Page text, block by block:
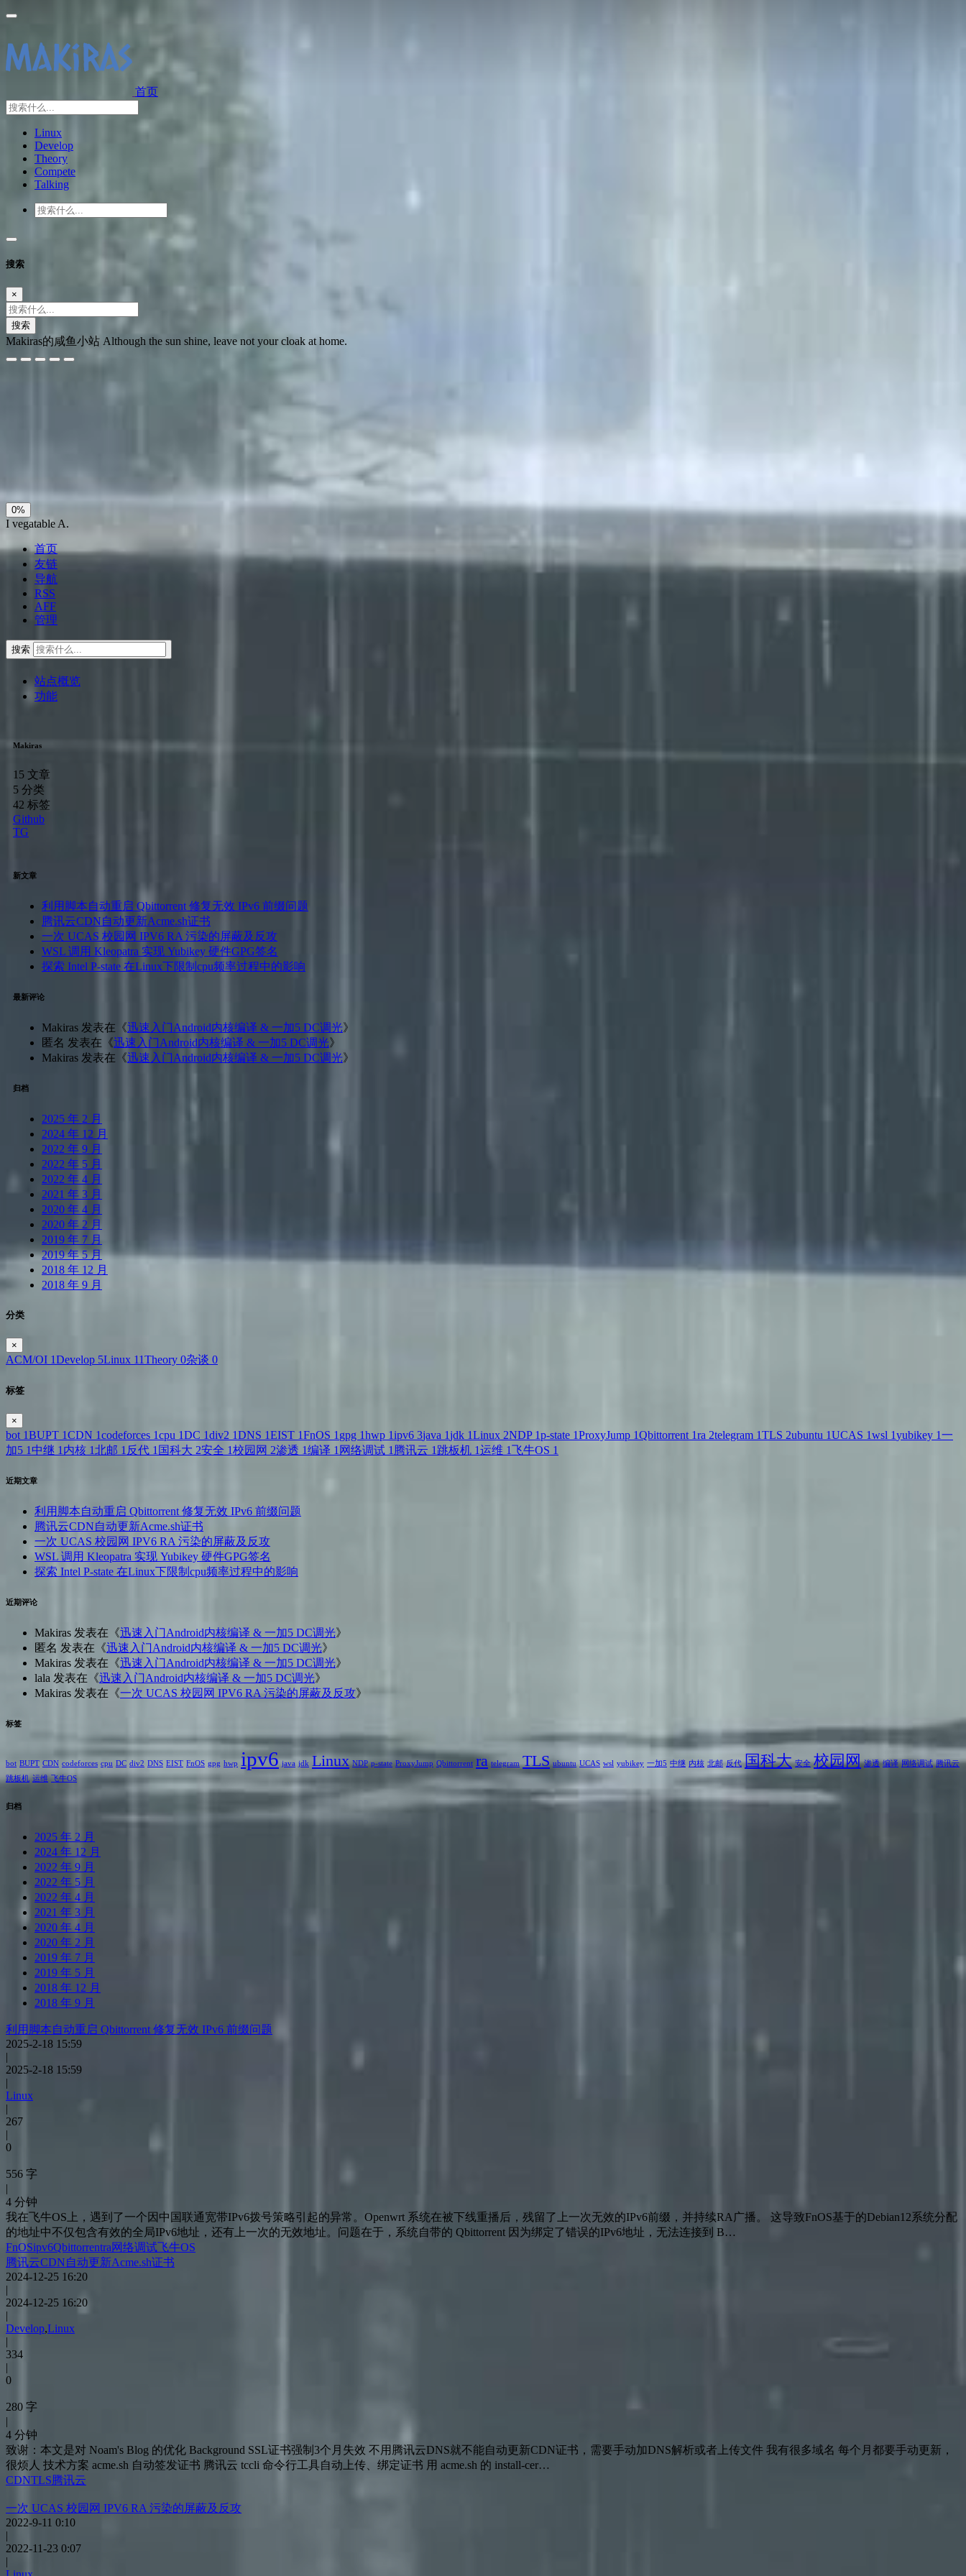
首页
Linux
Develop
Theory
Compete
Talking
搜索
×
搜索
Makiras的咸鱼小站 Although the sun shine, leave not your cloak at home.
0%
I vegatable A.
首页
友链
导航
RSS
AFF
管理
搜索
站点概览
功能
Makiras
15 文章
5 分类
42 标签
Github
TG
新文章
利用脚本自动重启 Qbittorrent 修复无效 IPv6 前缀问题
腾讯云CDN自动更新Acme.sh证书
一次 UCAS 校园网 IPV6 RA 污染的屏蔽及反攻
WSL 调用 Kleopatra 实现 Yubikey 硬件GPG签名
探索 Intel P-state 在Linux下限制cpu频率过程中的影响
最新评论
Makiras 发表在《迅速入门Android内核编译 & 一加5 DC调光》
匿名 发表在《迅速入门Android内核编译 & 一加5 DC调光》
Makiras 发表在《迅速入门Android内核编译 & 一加5 DC调光》
归档
2025 年 2 月
2024 年 12 月
2022 年 9 月
2022 年 5 月
2022 年 4 月
2021 年 3 月
2020 年 4 月
2020 年 2 月
2019 年 7 月
2019 年 5 月
2018 年 12 月
2018 年 9 月
分类
×
ACM/OI 1Develop 5Linux 11Theory 0杂谈 0
标签
×
bot 1BUPT 1CDN 1codeforces 1cpu 1DC 1div2 1DNS 1EIST 1FnOS 1 gpg 1hwp 1ipv6 3java 1jdk 1Linux 2NDP 1p-state 1ProxyJump 1Qbittorrent 1ra 2telegram 1TLS 2ubuntu 1UCAS 1wsl 1yubikey 1一
加5 1 中继 1 内核 1北邮 1 反代 1 国科大 2安全 1校园网 2渗透 1编译 1 网络调试 1 腾讯云 1 跳板机 1运维 1飞牛OS 1
近期文章
利用脚本自动重启 Qbittorrent 修复无效 IPv6 前缀问题
腾讯云CDN自动更新Acme.sh证书
一次 UCAS 校园网 IPV6 RA 污染的屏蔽及反攻
WSL 调用 Kleopatra 实现 Yubikey 硬件GPG签名
探索 Intel P-state 在Linux下限制cpu频率过程中的影响
近期评论
Makiras 发表在《迅速入门Android内核编译 & 一加5 DC调光》
匿名 发表在《迅速入门Android内核编译 & 一加5 DC调光》
Makiras 发表在《迅速入门Android内核编译 & 一加5 DC调光》
lala 发表在《迅速入门Android内核编译 & 一加5 DC调光》
Makiras 发表在《一次 UCAS 校园网 IPV6 RA 污染的屏蔽及反攻》
标签
bot BUPT CDN codeforces cpu DC div2 DNS EIST FnOS gpg hwp ipv6 java jdk Linux NDP p-state ProxyJump Qbittorrent ra telegram TLS ubuntu UCAS wsl yubikey 一加5 中继 内核 北邮 反代 国科大 安全 校园网 渗透 编译 网络调试 腾讯云
跳板机 运维 飞牛OS
归档
2025 年 2 月
2024 年 12 月
2022 年 9 月
2022 年 5 月
2022 年 4 月
2021 年 3 月
2020 年 4 月
2020 年 2 月
2019 年 7 月
2019 年 5 月
2018 年 12 月
2018 年 9 月
利用脚本自动重启 Qbittorrent 修复无效 IPv6 前缀问题
2025-2-18 15:59
|
2025-2-18 15:59
|
Linux
|
267
|
0
556 字
|
4 分钟
我在飞牛OS上，遇到了一个因中国联通宽带IPv6拨号策略引起的异常。Openwrt 系统在被下线重播后，残留了上一次无效的IPv6前缀，并持续RA广播。 这导致FnOS基于的Debian12系统分配
的地址中不仅包含有效的全局IPv6地址，还有上一次的无效地址。问题在于，系统自带的 Qbittorrent 因为绑定了错误的IPv6地址，无法连接到 B…
FnOSipv6Qbittorrentra网络调试飞牛OS
腾讯云CDN自动更新Acme.sh证书
2024-12-25 16:20
|
2024-12-25 16:20
|
Develop,Linux
|
334
|
0
280 字
|
4 分钟
致谢：本文是对 Noam's Blog 的优化 Background SSL证书强制3个月失效 不用腾讯云DNS就不能自动更新CDN证书，需要手动加DNS解析或者上传文件 我有很多域名 每个月都要手动更新，
很烦人 技术方案 acme.sh 自动签发证书 腾讯云 tccli 命令行工具自动上传、绑定证书 用 acme.sh 的 install-cer…
CDNTLS 腾讯云
一次 UCAS 校园网 IPV6 RA 污染的屏蔽及反攻
2022-9-11 0:10
|
2022-11-23 0:07
|